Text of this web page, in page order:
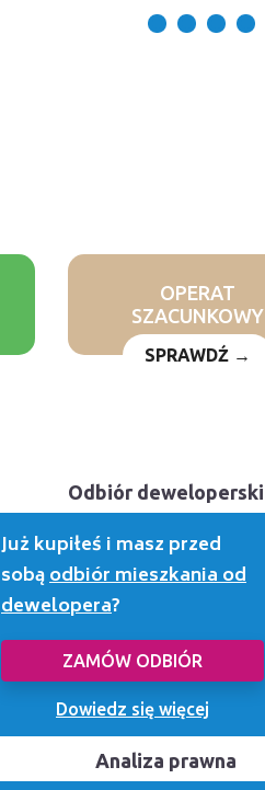
OPERAT
SZACUNKOWY
SPRAWDŹ →
Odbiór deweloperski
Już kupiłeś i masz przed
sobąodbiór mieszkania od
dewelopera?
ZAMÓW ODBIÓR
Dowiedz się więcej
Analiza prawna